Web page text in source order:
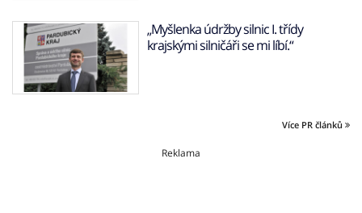
„Myšlenka údržby silnic I. třídy
krajskými silničáři se mi líbí.“
Více PR článků
Reklama